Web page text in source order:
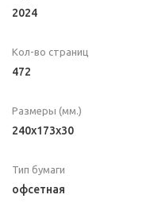
2024
Кол-во страниц
472
Размеры (мм.)
240x173x30
Тип бумаги
офсетная